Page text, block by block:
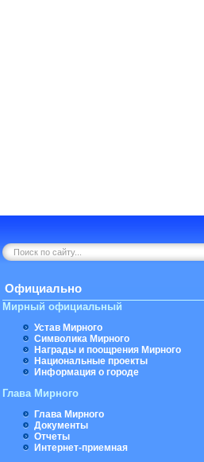
Официально
Мирный официальный
Устав Мирного
Символика Мирного
Награды и поощрения Мирного
Национальные проекты
Информация о городе
Глава Мирного
Глава Мирного
Документы
Отчеты
Интернет-приемная